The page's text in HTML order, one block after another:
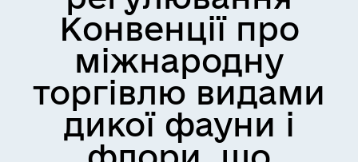
Конвенції про
міжнародну
торгівлю видами
дикої фауни і